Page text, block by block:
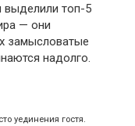
выделили топ-5
— они
замысловатые
надолго.
уединения гостя.